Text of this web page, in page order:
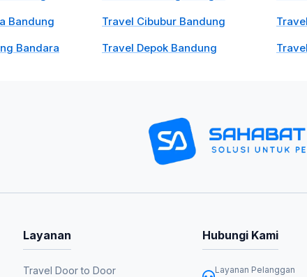
Bandung
Bandara
Travel Cibubur Bandung
Travel Depok Bandung
Layanan
Travel Door to Door
Hubungi Kami
Layanan Pelanggan